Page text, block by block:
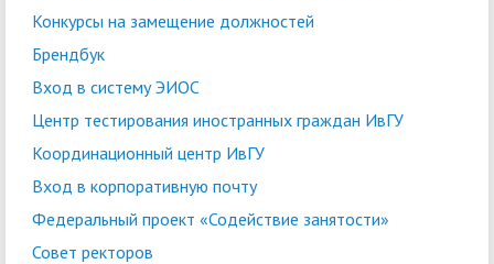
Конкурсы на замещение должностей
Брендбук
Вход в систему ЭИОС
Центр тестирования иностранных граждан ИвГУ
Координационный центр ИвГУ
Вход в корпоративную почту
Федеральный проект «Содействие занятости»
Совет ректоров